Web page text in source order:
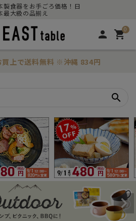
製食器をお手ごろ価格！日
最大級の品揃え
person 0
shopping_cart
上で送料無料 ※沖縄 834円
search